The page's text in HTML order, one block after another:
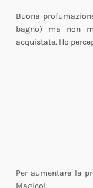
Buona
bagno) ma non
acquistate. Ho
Per aumentare la